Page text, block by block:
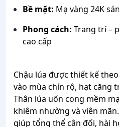
Bề mặt: Mạ vàng 24K
Phong cách: Trang trí –
cao cấp
Chậu lúa được thiết kế
vào mùa chín rộ, hạt căng
Thân lúa uốn cong mềm
khiêm nhường và viên
giúp tổng thể cân đối, hài